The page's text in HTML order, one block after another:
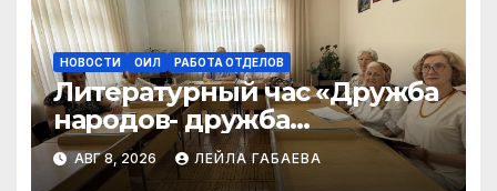
НОВОСТИ ОИЛ РАБОТА ОТДЕЛОВ
Литературный час «Дружба
народов- дружба
литератур»
АВГ 8, 2026 ЛЕЙЛА ГАБАЕВА